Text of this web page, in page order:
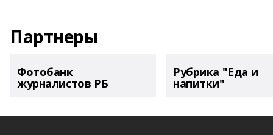
Партнеры
Фотобанк
журналистов РБ
Рубрика "Еда и
напитки"